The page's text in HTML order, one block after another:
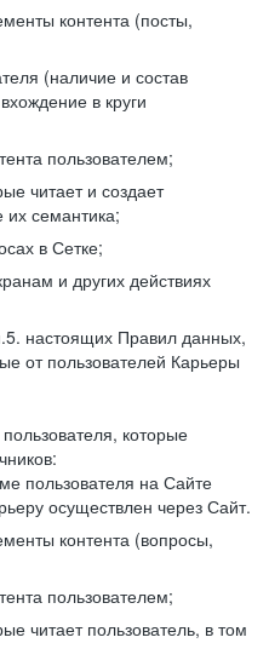
контента (посты,
(наличие и состав
в круги
пользователем;
читает и создает
их семантика;
в Сетке;
и других действиях
настоящих Правил данных,
от пользователей Карьеры
которые
пользователя на Сайте
осуществлен через Сайт.
контента (вопросы,
пользователем;
читает пользователь, в том